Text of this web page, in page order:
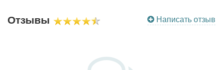
Написать отзыв
Отзывы